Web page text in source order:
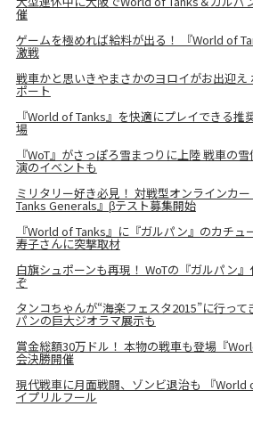
催
ゲームを極めれば給料が出る！ 『World of
激戦
戦車かと思いきやまさかのヨロイがお出迎え
ポート
『World of Tanks』を快適にプレイできる推
場
『WoT』がさっぽろ雪まつりに上陸 戦車の
演のイベントも
ミリタリー好き必見！ 対戦型オンラインカ
Tanks Generals』βテスト募集開始
『World of Tanks』に『ガルパン』のカチ
寿子さんに突撃取材
白旗シュポーンも再現！ WoTの『ガルパン
ぞ
タンコちゃんが“海楽フェスタ2015”に行っ
パンの巨大ジオラマ展示も
賞金総額30万ドル！ 本物の戦車も登場『
会決勝開催
現代戦車に月面戦闘、ゾンビ退治も 『World
イプリルフール